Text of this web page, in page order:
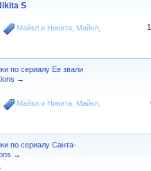
S
Майкл и Никита, Майкл,
по сериалу Ее звали
→
Майкл и Никита, Майкл,
по сериалу Санта-
→